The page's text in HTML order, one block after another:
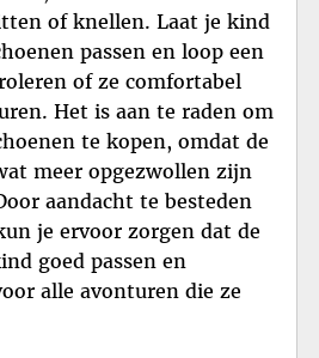
of knellen. Laat je kind
passen en loop een
of ze comfortabel
Het is aan te raden om
te kopen, omdat de
meer opgezwollen zijn
aandacht te besteden
je ervoor zorgen dat de
goed passen en
alle avonturen die ze